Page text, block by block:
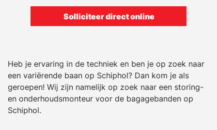
Solliciteer direct online
Heb je ervaring in de techniek en ben je op zoek naar
een variërende baan op Schiphol? Dan kom je als
geroepen! Wij zijn namelijk op zoek naar een storing-
en onderhoudsmonteur voor de bagagebanden op
Schiphol.